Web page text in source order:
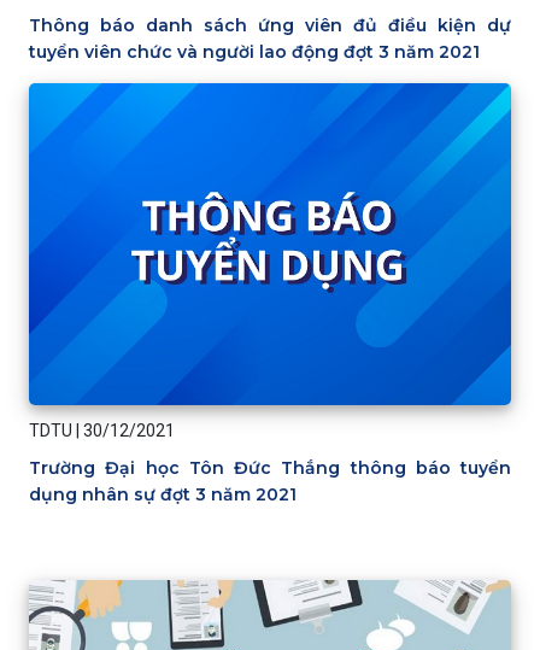
Thông báo danh sách ứng viên đủ điều kiện dự
tuyển viên chức và người lao động đợt 3 năm 2021
TDTU | 30/12/2021
Trường Đại học Tôn Đức Thắng thông báo tuyển
dụng nhân sự đợt 3 năm 2021